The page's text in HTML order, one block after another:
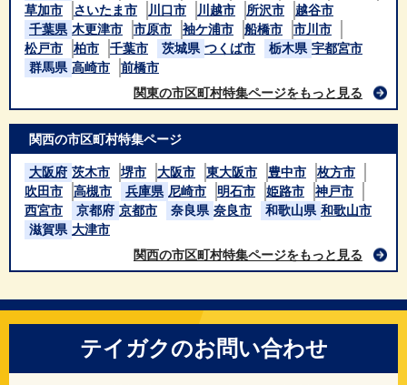
草加市
さいたま市 川口市 川越市 所沢市
越谷市
千葉県 木更津市 市原市 袖ケ浦市 船橋市
市川市
松戸市
柏市 千葉市 茨城県 つくば市 栃木県 宇都宮市
群馬県 高崎市
前橋市
関東の市区町村特集ページをもっと見る
関西の市区町村特集ページ
大阪府 茨木市 堺市 大阪市 東大阪市 豊中市
枚方市
吹田市
高槻市 兵庫県 尼崎市 明石市 姫路市
神戸市
西宮市
京都府 京都市 奈良県 奈良市 和歌山県 和歌山市
滋賀県 大津市
関西の市区町村特集ページをもっと見る
テイガクのお問い合わせ